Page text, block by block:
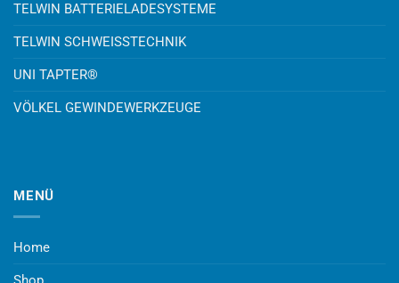
TELWIN BATTERIELADESYSTEME
TELWIN SCHWEISSTECHNIK
UNI TAPTER®
VÖLKEL GEWINDEWERKZEUGE
MENÜ
Home